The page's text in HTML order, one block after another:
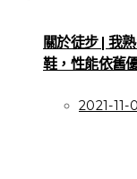
關於徒步 | 我
鞋，性能依舊
2021-11-